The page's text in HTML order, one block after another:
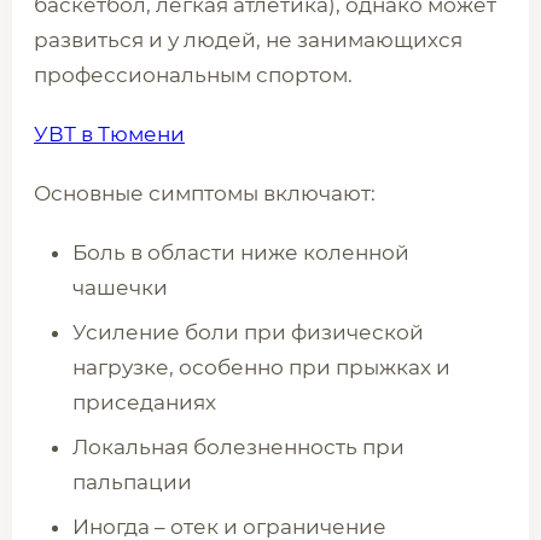
баскетбол, легкая атлетика), однако может
развиться и у людей, не занимающихся
профессиональным спортом.
УВТ в Тюмени
Основные симптомы включают:
Боль в области ниже коленной
чашечки
Усиление боли при физической
нагрузке, особенно при прыжках и
приседаниях
Локальная болезненность при
пальпации
Иногда – отек и ограничение